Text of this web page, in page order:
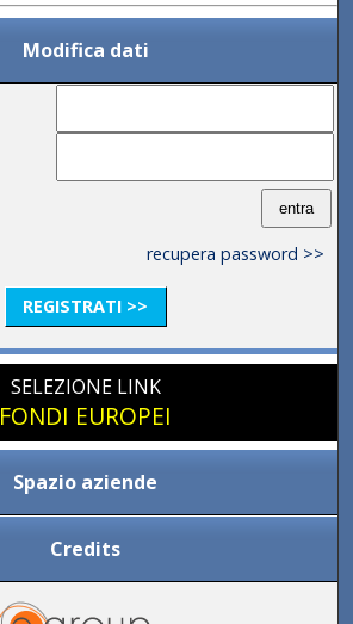
Modifica dati
recupera password >>
REGISTRATI >>
SELEZIONE LINK
FONDI EUROPEI
Spazio aziende
Credits